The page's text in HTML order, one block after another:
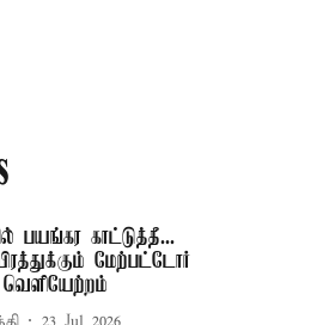
பயங்கர காட்டுத்தீ...
மேற்பட்டோர்